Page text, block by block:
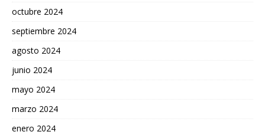
octubre 2024
septiembre 2024
agosto 2024
junio 2024
mayo 2024
marzo 2024
enero 2024